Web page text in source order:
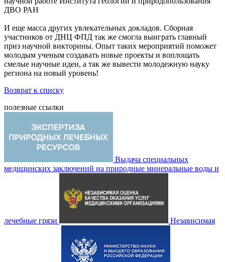
ДВО РАН
И еще масса других увлекательных докладов. Сборная
участников от ДНЦ ФПД так же смогла выиграть главный
приз научной викторины. Опыт таких мероприятий поможет
молодым ученым создавать новые проекты и воплощать
смелые научные идеи, а так же вывести молодежную науку
региона на новый уровень!
Возврат к списку
полезные ссылки
Выдача специальных
медицинских заключений на природные минеральные воды и
лечебные грязи Независимая